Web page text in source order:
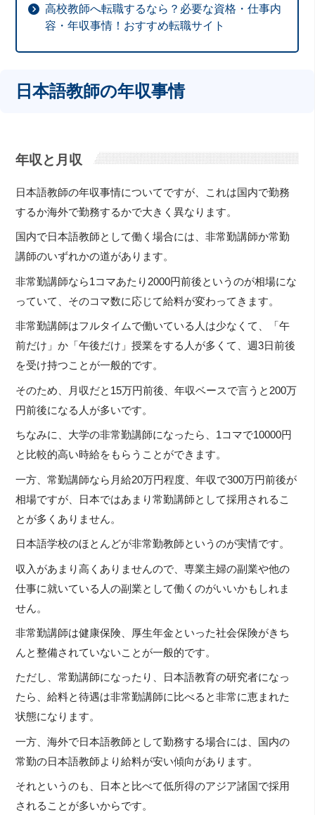
高校教師へ転職するなら？必要な資格・仕事内
容・年収事情！おすすめ転職サイト
日本語教師の年収事情
年収と月収
日本語教師の年収事情についてですが、これは国内で勤務
するか海外で勤務するかで大きく異なります。
国内で日本語教師として働く場合には、非常勤講師か常勤
講師のいずれかの道があります。
非常勤講師なら1コマあたり2000円前後というのが相場にな
っていて、そのコマ数に応じて給料が変わってきます。
非常勤講師はフルタイムで働いている人は少なくて、「午
前だけ」か「午後だけ」授業をする人が多くて、週3日前後
を受け持つことが一般的です。
そのため、月収だと15万円前後、年収ベースで言うと200万
円前後になる人が多いです。
ちなみに、大学の非常勤講師になったら、1コマで10000円
と比較的高い時給をもらうことができます。
一方、常勤講師なら月給20万円程度、年収で300万円前後が
相場ですが、日本ではあまり常勤講師として採用されるこ
とが多くありません。
日本語学校のほとんどが非常勤教師というのが実情です。
収入があまり高くありませんので、専業主婦の副業や他の
仕事に就いている人の副業として働くのがいいかもしれま
せん。
非常勤講師は健康保険、厚生年金といった社会保険がきち
んと整備されていないことが一般的です。
ただし、常勤講師になったり、日本語教育の研究者になっ
たら、給料と待遇は非常勤講師に比べると非常に恵まれた
状態になります。
一方、海外で日本語教師として勤務する場合には、国内の
常勤の日本語教師より給料が安い傾向があります。
それというのも、日本と比べて低所得のアジア諸国で採用
されることが多いからです。